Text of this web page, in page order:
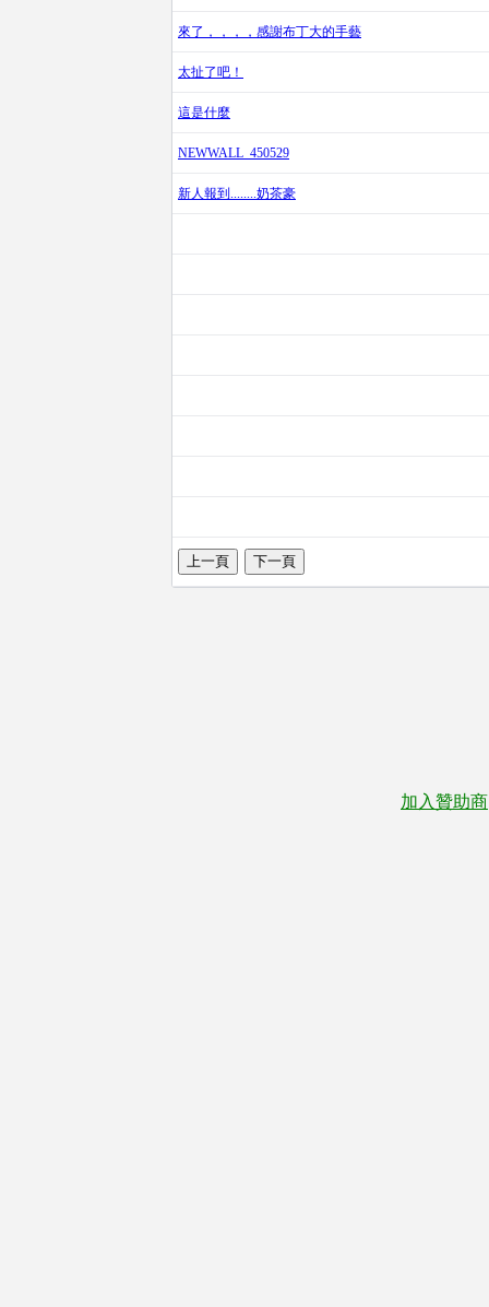
來了，，，，感謝布丁大的手藝
太扯了吧！
這是什麼
NEWWALL_450529
新人報到........奶茶豪
加入贊助商